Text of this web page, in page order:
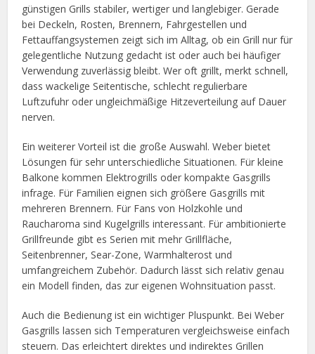
günstigen Grills stabiler, wertiger und langlebiger. Gerade
bei Deckeln, Rosten, Brennern, Fahrgestellen und
Fettauffangsystemen zeigt sich im Alltag, ob ein Grill nur für
gelegentliche Nutzung gedacht ist oder auch bei häufiger
Verwendung zuverlässig bleibt. Wer oft grillt, merkt schnell,
dass wackelige Seitentische, schlecht regulierbare
Luftzufuhr oder ungleichmäßige Hitzeverteilung auf Dauer
nerven.
Ein weiterer Vorteil ist die große Auswahl. Weber bietet
Lösungen für sehr unterschiedliche Situationen. Für kleine
Balkone kommen Elektrogrills oder kompakte Gasgrills
infrage. Für Familien eignen sich größere Gasgrills mit
mehreren Brennern. Für Fans von Holzkohle und
Raucharoma sind Kugelgrills interessant. Für ambitionierte
Grillfreunde gibt es Serien mit mehr Grillfläche,
Seitenbrenner, Sear-Zone, Warmhalterost und
umfangreichem Zubehör. Dadurch lässt sich relativ genau
ein Modell finden, das zur eigenen Wohnsituation passt.
Auch die Bedienung ist ein wichtiger Pluspunkt. Bei Weber
Gasgrills lassen sich Temperaturen vergleichsweise einfach
steuern. Das erleichtert direktes und indirektes Grillen